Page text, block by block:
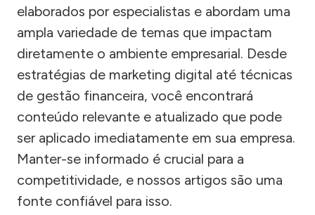
elaborados por especialistas e abordam uma
ampla variedade de temas que impactam
diretamente o ambiente empresarial. Desde
estratégias de marketing digital até técnicas
de gestão financeira, você encontrará
conteúdo relevante e atualizado que pode
ser aplicado imediatamente em sua empresa.
Manter-se informado é crucial para a
competitividade, e nossos artigos são uma
fonte confiável para isso.